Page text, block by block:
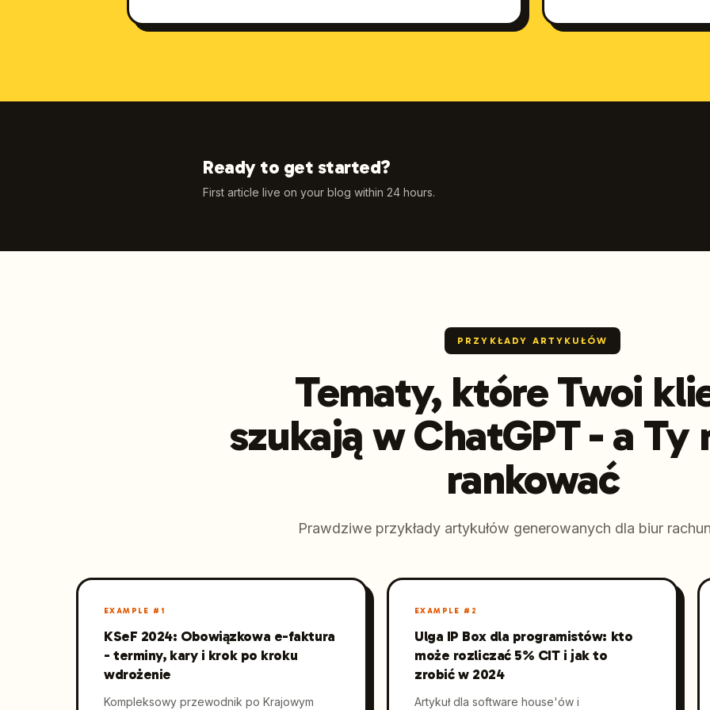
Ready to get started?
First article live on your blog within 24 hours.
PRZYKŁADY ARTYKUŁÓW
Tematy, które Twoi
szukają w ChatGPT - a Ty
rankować
Prawdziwe przykłady artykułów generowanych dla biur
EXAMPLE # 1
KSeF 2024: Obowiązkowa e-faktura
- terminy, kary i krok po kroku
wdrożenie
Kompleksowy przewodnik po Krajowym
EXAMPLE # 2
Ulga IP Box dla programistów: kto
może rozliczać 5% CIT i jak to
zrobić w 2024
Artykuł dla software house'ów i